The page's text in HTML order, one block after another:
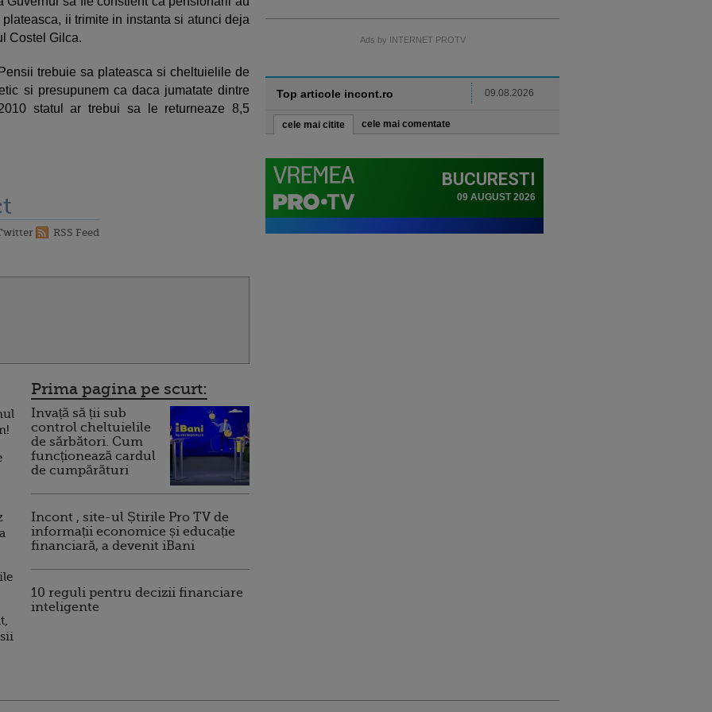
ii trimite in instanta si atunci deja
Costel Gilca.
trebuie sa plateasca si cheltuielile de
si presupunem ca daca jumatate dintre
statul ar trebui sa le returneaze 8,5
RSS Feed
Prima pagina pe scurt:
Invață să ții sub
control cheltuielile
de sărbători. Cum
funcționează cardul
de cumpărături
Incont , site-ul Știrile Pro TV de
informații economice și educație
financiară, a devenit iBani
10 reguli pentru decizii financiare
inteligente
Ads by INTERNET PROTV
Top articole incont.ro 09.08.2026
cele mai citite cele mai comentate